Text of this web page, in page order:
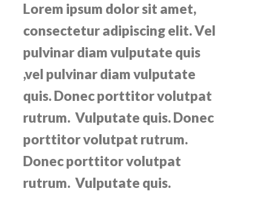
Lorem ipsum dolor sit amet,
consectetur adipiscing elit. Vel
pulvinar diam vulputate quis
,vel pulvinar diam vulputate
quis. Donec porttitor volutpat
rutrum. Vulputate quis. Donec
porttitor volutpat rutrum.
Donec porttitor volutpat
rutrum. Vulputate quis.